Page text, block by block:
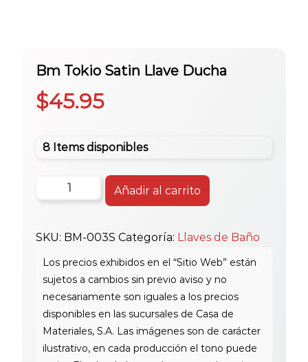
Bm Tokio Satin Llave Ducha
$45.95
8 Items disponibles
Tokio
Llave
Ducha
cantidad
Añadir al carrito
SKU: BM-003S Categoría: Llaves de Baño